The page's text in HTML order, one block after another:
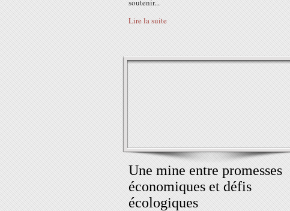
soutenir...
Lire la suite
Une mine entre promesses
économiques et défis
écologiques